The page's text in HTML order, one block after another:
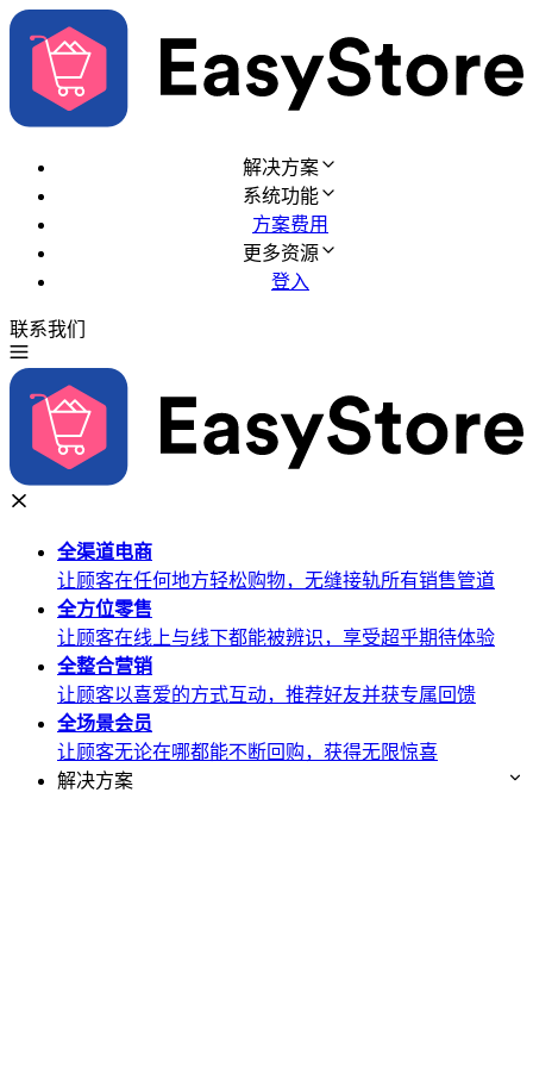
解决方案
系统功能
方案费用
更多资源
登入
联系我们
全渠道电商
让顾客在任何地方轻松购物，无缝接轨所有销售管道
全方位零售
让顾客在线上与线下都能被辨识，享受超乎期待体验
全整合营销
让顾客以喜爱的方式互动，推荐好友并获专属回馈
全场景会员
让顾客无论在哪都能不断回购，获得无限惊喜
解决方案